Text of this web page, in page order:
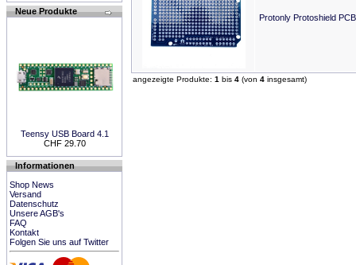
Neue Produkte
Teensy USB Board 4.1
CHF 29.70
Informationen
Shop News
Versand
Datenschutz
Unsere AGB's
FAQ
Kontakt
Folgen Sie uns auf Twitter
Protonly Protoshield PCB
angezeigte Produkte: 1 bis 4 (von 4 insgesamt)